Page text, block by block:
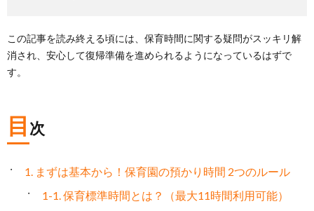
この記事を読み終える頃には、保育時間に関する疑問がスッキリ解
消され、安心して復帰準備を進められるようになっているはずで
す。
目 次
1. まずは基本から！保育園の預かり時間 2つのルール
1-1. 保育標準時間とは？（最大11時間利用可能）